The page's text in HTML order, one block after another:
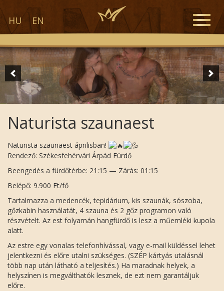
HU EN
Toggle
Naturista szaunaest
Naturista szaunaest áprilisban!
Rendező: Székesfehérvári Árpád Fürdő
Beengedés a fürdőtérbe: 21:15 — Zárás: 01:15
Belépő: 9.900 Ft/fő
Tartalmazza a medencék, tepidárium, kis szaunák, sószoba,
gőzkabin használatát, 4 szauna és 2 gőz programon való
részvételt. Az est folyamán hangfürdő is lesz a műemléki kupola
alatt.
Az estre egy vonalas telefonhívással, vagy e-mail küldéssel lehet
jelentkezni és előre utalni szükséges. (SZÉP kártyás utalásnál
több nap után látható a teljesítés.) Ha maradnak helyek, a
helyszínen is megválthatók lesznek, de ezt nem garantáljuk
előre.